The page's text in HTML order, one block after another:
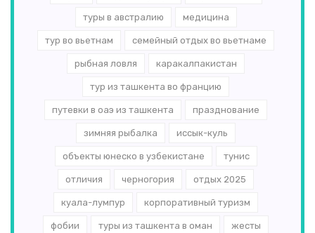
туры в австралию медицина
тур во вьетнам семейный отдых во вьетнаме
рыбная ловля каракалпакистан
тур из ташкента во францию
путевки в оаэ из ташкента празднование
зимняя рыбалка иссык-куль
объекты юнеско в узбекистане тунис
отличия черногория отдых 2025
куала-лумпур корпоративный туризм
фобии туры из ташкента в оман жесты